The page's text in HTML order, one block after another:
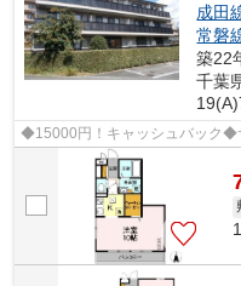
成田
常磐
築22
千葉
◆15000円！キャッシュバック◆